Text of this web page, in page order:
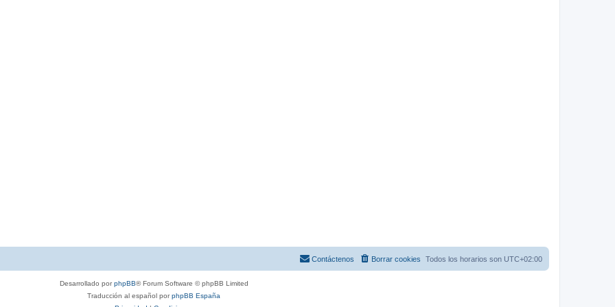
Todos los horarios son UTC+02:00
Borrar cookies
Contáctenos
Desarrollado porphpBB® Forum Software © phpBB Limited
Traducción al español porphpBB España